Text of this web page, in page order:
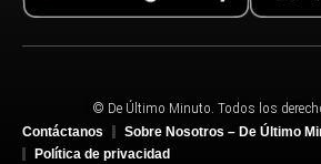
© De Último Minuto. Todos los
Contáctanos
Sobre Nosotros – De Último
Política de privacidad